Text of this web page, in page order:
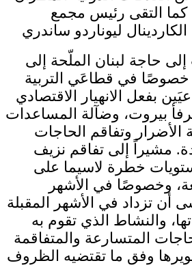
كما التقى رئيس مجمع
حاجة لبنان الملّحة إلى
في قطاعَي التربية
بفعل الانهيار الاقتصادي
بيروت، وضآلة المساعدات
الأضرار وتفاقم الحاجات
مشيراً إلى تفاقم نزيف
خطرة لاسيما على
وخصوصًا في الأشهر
أن تزداد في الأشهر المقبلة
والنشاط الذي تقوم به
المتسارعة والمتفاقمة